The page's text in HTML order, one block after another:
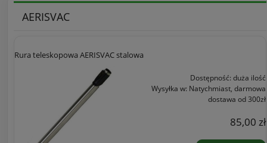
AERISVAC
Rura teleskopowa AERISVAC stalowa
Dostępność: duża ilość
Wysyłka w: Natychmiast, darmowa
dostawa od 300zł
85,00 zł